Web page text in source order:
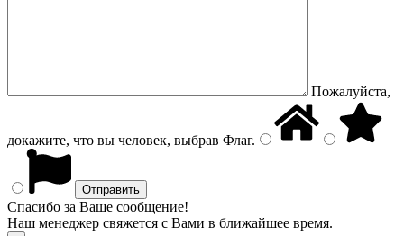
Пожалуйста,
докажите, что вы человек, выбрав Флаг.
Спасибо за Ваше сообщение!
Наш менеджер свяжется с Вами в ближайшее время.